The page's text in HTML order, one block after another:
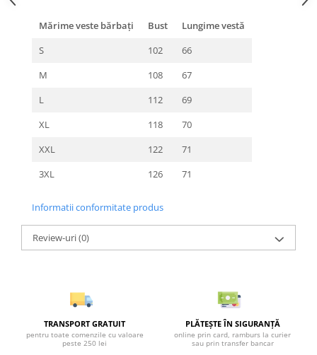
Mărime veste bărbați Bust
Lungime vestă
S
102
66
M
108
67
L
112
69
XL
118
70
XXL
122
71
3XL
126 71
Informatii conformitate produs
Review-uri(0)
TRANSPORT GRATUIT
pentru toate comenzile cu valoare
peste 250 lei
PLĂTEȘTE ÎN SIGURANȚĂ
online prin card, ramburs la curier
sau prin transfer bancar